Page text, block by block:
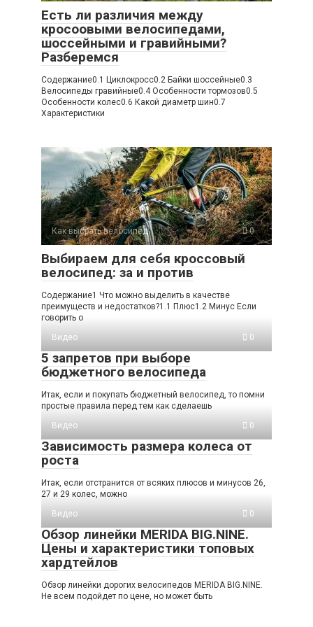
Есть ли различия между
кросоовыми велосипедами,
шоссейными и гравийными?
Разберемся
Содержание0.1 Циклокросс0.2 Байки шоссейные0.3
Велосипеды гравийные0.4 Особенности тормозов0.5
Особенности колес0.6 Какой диаметр шин0.7
Характеристики
Как выбрать велосипед 0
Выбираем для себя кроссовый
велосипед: за и против
Содержание1 Что можно выделить в качестве
преимуществ и недостатков?1.1 Плюс1.2 Минус Если
говорить о
Видео
0
5 запретов при выборе
бюджетного велосипеда
Итак, если и покупать бюджетный велосипед, то помни
простые правила перед тем как сделаешь
Видео
0
Зависимость размера колеса от
роста
Итак, если отстранится от всяких плюсов и минусов 26,
27 и 29 колес, можно
Видео
0
Обзор линейки MERIDA BIG.NINE.
Цены и характеристики топовых
хардтейлов
Обзор линейки дорогих велосипедов MERIDA BIG.NINE.
Не всем подойдет по цене, но может быть